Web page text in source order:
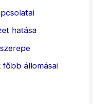
hatása
főbb állomásai